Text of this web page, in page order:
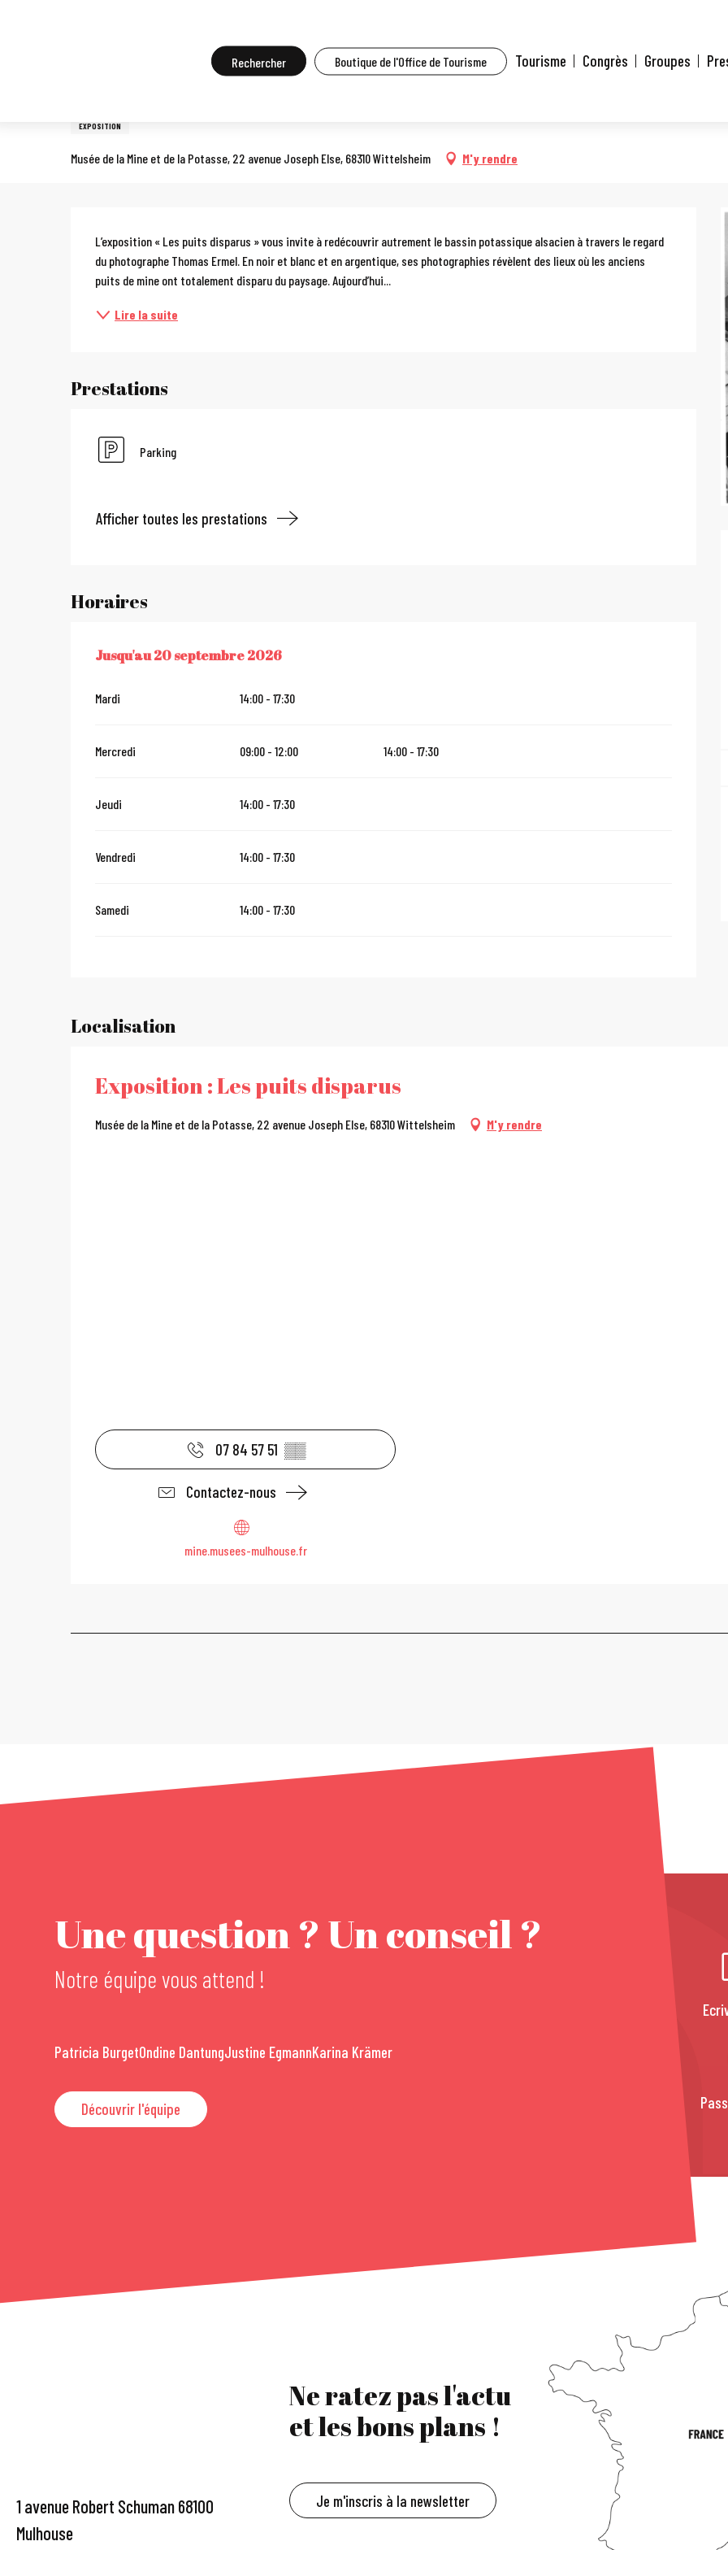
Boutique de l'Office de Tourisme
Recherche Tourisme Congrès Groupes
EXPOSITION
Musée de la Mine et de la Potasse, 22 avenue Joseph Else, 68310 Wittelsheim M'y rendre
Description
L’exposition « Les puits disparus » vous invite à redécouvrir autrement le bassin potassique alsacien à travers le regard
du photographe Thomas Ermel. En noir et blanc et en argentique, ses photographies révèlent des lieux où les anciens
puits de mine ont totalement disparu du paysage. Aujourd’hui...
Lire la suite
Prestations
Parking
Afficher toutes les prestations
Horaires
DU7 MAI 2026AU20 SEPTEMBRE 2026
Jusqu'au20 septembre 2026
Mardi 14:00 - 17:30
Mercredi 09:00 - 12:00 14:00 - 17:30
Jeudi 14:00 - 17:30
Vendredi 14:00 - 17:30
Samedi 14:00 - 17:30
Localisation
Exposition : Les puits disparus
Musée de la Mine et de la Potasse, 22 avenue Joseph Else, 68310 Wittelsheim M'y rendre
07 84 57 51 ▒▒
Contactez-nous
mine.musees-mulhouse.fr
Une question ? Un conseil ?
Notre équipe vous attend !
Patricia BurgetOndine DantungJustine EgmannKarina Krämer
Découvrir l'équipe
1 avenue Robert Schuman 68100
Mulhouse
Ne ratez pas l'actu
et les bons plans !
Je m'inscris à la newsletter